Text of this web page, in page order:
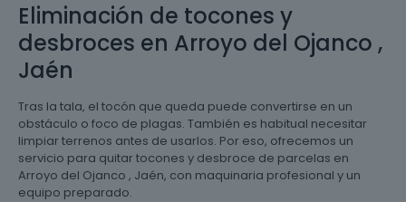
Eliminación de tocones y
desbroces en Arroyo del Ojanco ,
Jaén
Tras la tala, el tocón que queda puede convertirse en un
obstáculo o foco de plagas. También es habitual necesitar
limpiar terrenos antes de usarlos. Por eso, ofrecemos un
servicio para quitar tocones y desbroce de parcelas en
Arroyo del Ojanco , Jaén, con maquinaria profesional y un
equipo preparado.